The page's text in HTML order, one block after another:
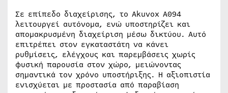
Σε επίπεδο διαχείρισης, το Akuvox A094
λειτουργεί αυτόνομα, ενώ υποστηρίζει και
απομακρυσμένη διαχείριση μέσω δικτύου. Αυτό
επιτρέπει στον εγκαταστάτη να κάνει
ρυθμίσεις, ελέγχους και παρεμβάσεις χωρίς
φυσική παρουσία στον χώρο, μειώνοντας
σημαντικά τον χρόνο υποστήριξης. Η αξιοπιστία
ενισχύεται με προστασία από παραβίαση